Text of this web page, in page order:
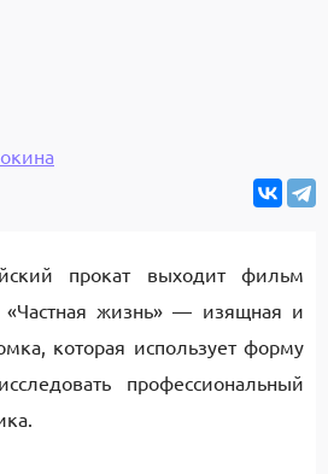
прокат выходит фильм
«Частная жизнь» — изящная и
которая использует форму
профессиональный